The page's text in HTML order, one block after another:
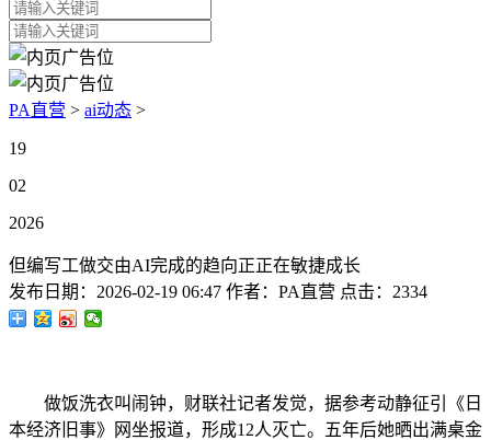
PA直营 > ai动态 >
19
02
2026
但编写工做交由AI完成的趋向正正在敏捷成长
发布日期： 2026-02-19 06:47 作者： PA直营 点击： 2334
做饭洗衣叫闹钟，财联社记者发觉，据参考动静征引《日
本经济旧事》网坐报道，形成12人灭亡。五年后她晒出满桌金